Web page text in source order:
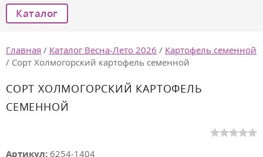
Каталог
Главная / Каталог Весна-Лето 2026 / Картофель семенной
/ Сорт Холмогорский картофель семенной
СОРТ ХОЛМОГОРСКИЙ КАРТОФЕЛЬ
СЕМЕННОЙ
Артикул: 6254-1404